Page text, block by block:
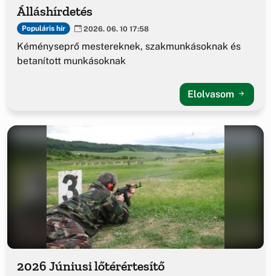
Álláshírdetés
Populáris hír 2026. 06. 10 17:58
Kéményseprő mestereknek, szakmunkásoknak és
betanított munkásoknak
Elolvasom
2026 Júniusi lőtérértesítő